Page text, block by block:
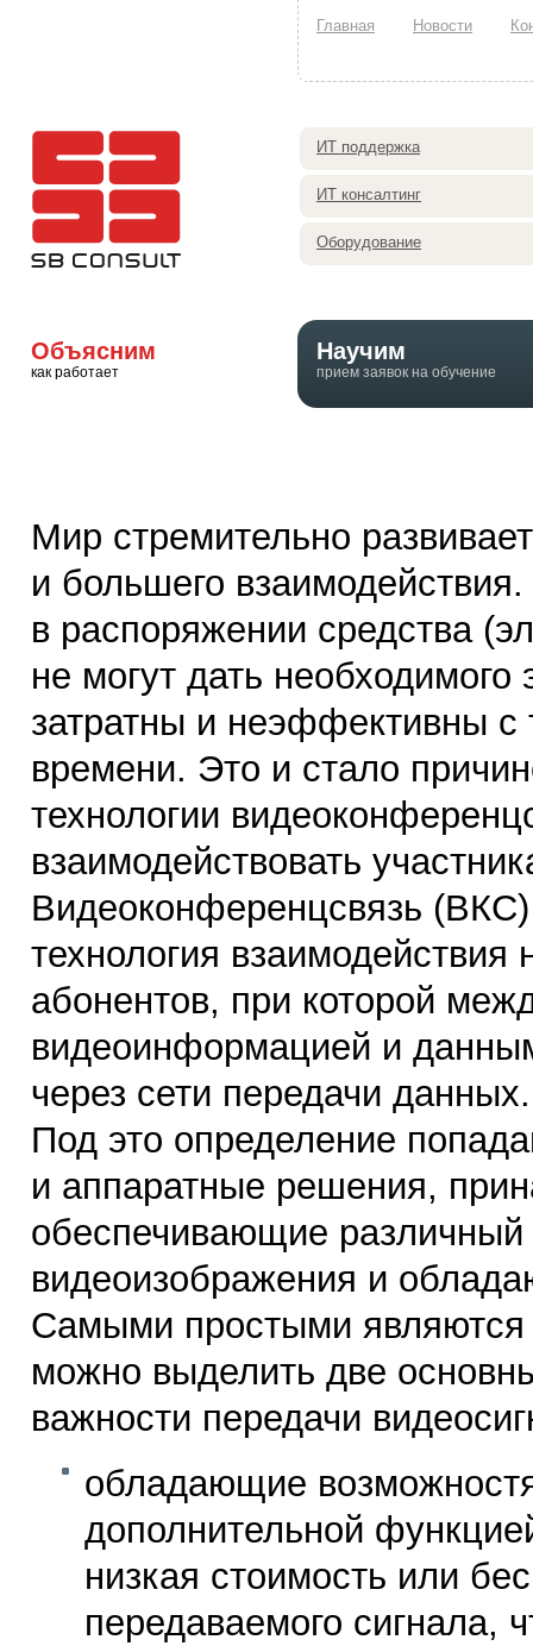
Главная Новости
ИТ поддержка
ИТ консалтинг
Оборудование
Объясним
как работает
Научим
прием заявок на обучение
Мир стремительно
и большего
в распоряжении средства
не могут дать
затратны и неэффективны с
времени. Это и стало
технологии
взаимодействовать
Видеоконференцсвязь
технология взаимодействия
абонентов, при которой
видеоинформацией и
через сети передачи данных.
Под это определение
и аппаратные решения,
обеспечивающие различный
видеоизображения и
Самыми простыми являются
можно выделить две
важности передачи
обладающие
дополнительной
низкая стоимость или
передаваемого сигнала,